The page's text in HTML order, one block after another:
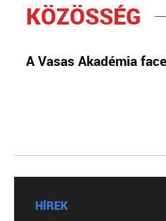
KÖZÖSSÉG
A Vasas Akadémia
HÍREK